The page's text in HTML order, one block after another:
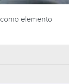
elemento